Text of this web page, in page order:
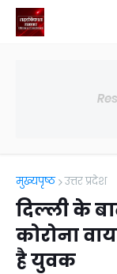
मुख्यपृष्ठ उत्तर प्रदेश
दिल्ली के
कोरोना
है युवक